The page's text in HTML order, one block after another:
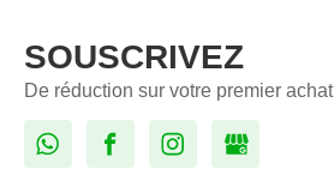
SOUSCRIVEZ
De réduction sur votre premier achat